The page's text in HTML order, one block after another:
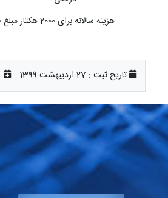
هزینه سالانه برای 2000 هکتار مبلغ 8400 میلیون ریال
تاریخ ثبت : 27 اردیبهشت 1399